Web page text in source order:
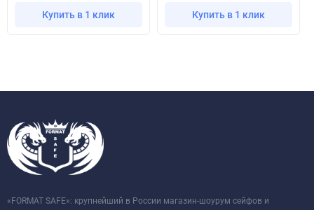
Купить в 1 клик Купить в 1 клик
«FORMAT SAFE»: крупнейший в России магазин-шоурум сейфов и